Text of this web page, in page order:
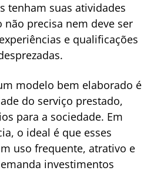
tenham suas atividades
não precisa nem deve ser
e qualificações
modelo bem elaborado é
do serviço prestado,
para a sociedade. Em
o ideal é que esses
uso frequente, atrativo e
investimentos